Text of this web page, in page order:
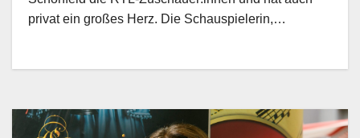
privat ein großes Herz. Die Schauspielerin,…